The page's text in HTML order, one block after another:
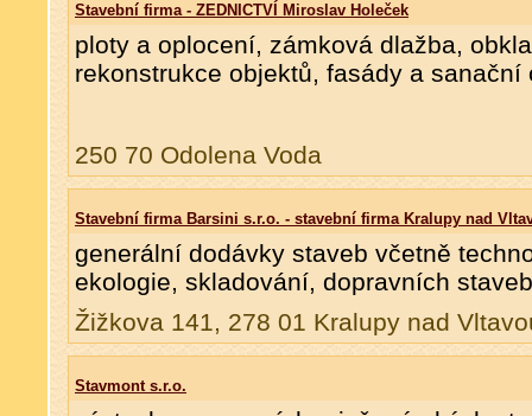
Stavební firma - ZEDNICTVÍ Miroslav Holeček
ploty a oplocení, zámková dlažba,
rekonstrukce objektů, fasády a sanační
250 70 Odolena Voda
Stavební firma Barsini s.r.o. - stavební firma Kralupy nad
generální dodávky staveb včetně
ekologie, skladování, dopravních
Žižkova 141, 278 01 Kralupy nad
Stavmont s.r.o.